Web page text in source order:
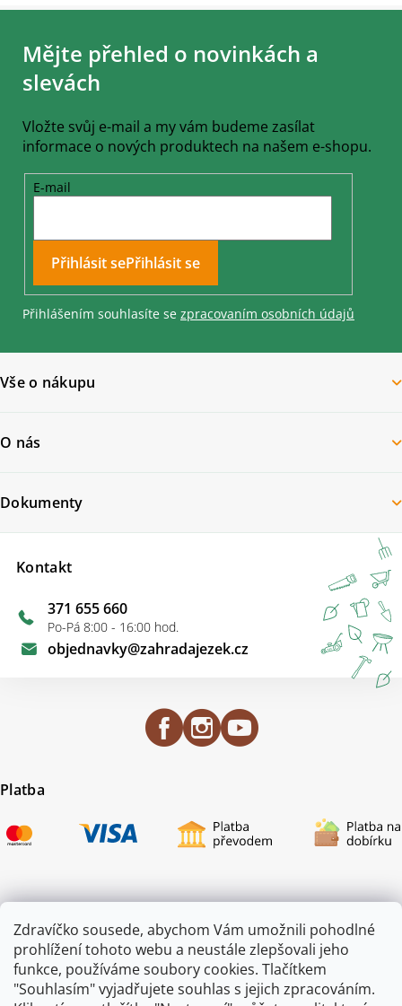
Zdravíčko sousede, abychom Vám umožnili pohodlné
prohlížení tohoto webu a neustále zlepšovali jeho
funkce, používáme soubory cookies. Tlačítkem
"Souhlasím" vyjadřujete souhlas s jejich zpracováním.
Z
Mějte přehled o novinkách a
slevách
Vložte svůj e-mail a my vám budeme zasílat
informace o nových produktech na našem e-shopu.
E-mail
Přihlásit se
Přihlášením souhlasíte se zpracovaním osobních údajů
Vše o nákupu
O nás
Kontakt
objednavky@zahradajezek.cz
371 655 660
Po-Pá 8:00 - 16:00 hod.
Dokumenty
Platba
Certifikace